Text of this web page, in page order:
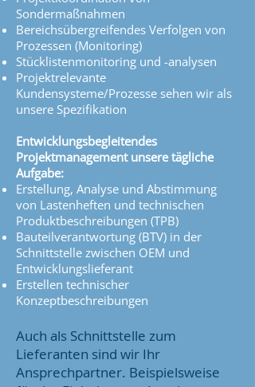
Sondermaßnahmen
Bereichsübergreifendes Verfolgen von
Prozessen (Monitoring)
Stücklistenmonitoring und -analysen
Projektrelevante
Kundensysteme/Prozesse sehen wir als
unsere Spezifikation
Entwicklungsbegleitendes
Projektmanagement unsere tägliche
Aufgabe:
Erstellung, Analyse und Abstimmung
von Lastenheften und technischen
Produktbeschreibungen (TPB)
Bauteilverantwortung (BTV) in der
Schnittstelle zwischen OEM und
Entwicklungslieferant
Erstellen technischer
Konzeptbeschreibungen
Auch als Schnittstelle zum
Lieferanten sind wir Ihr
Ansprechpartner. Beispielsweise